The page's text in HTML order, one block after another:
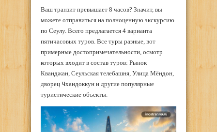
Ваш транзит превышает 8 часов? Значит, вы
можете отправиться на полноценную экскурсию
по Сеулу. Всего предлагается 4 варианта
пятичасовых туров. Все туры разные, вот
примерные достопримечательности, осмотр
которых входит в состав туров: Рынок
Кванджан, Сеульская телебашня, Улица Мёндон,
дворец Чхандоккун и другие популярные
туристические объекты.